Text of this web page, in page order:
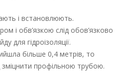
і встановлюють.
і обв’язкою слід обов’язково
для гідроізоляції.
більше 0,4 метрів, то
зміцнити профільною трубою.